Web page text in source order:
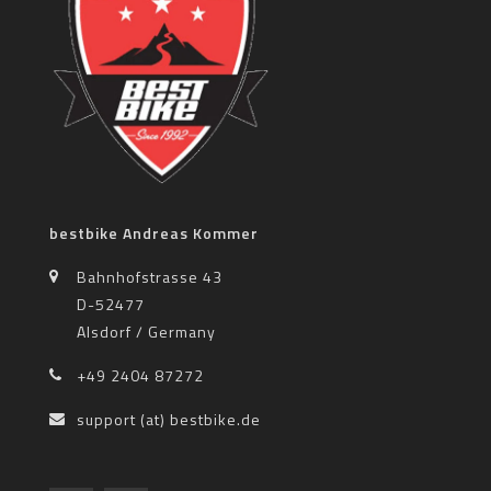
bestbike Andreas Kommer
Bahnhofstrasse 43
D-52477
Alsdorf / Germany
+49 2404 87272
support (at) bestbike.de